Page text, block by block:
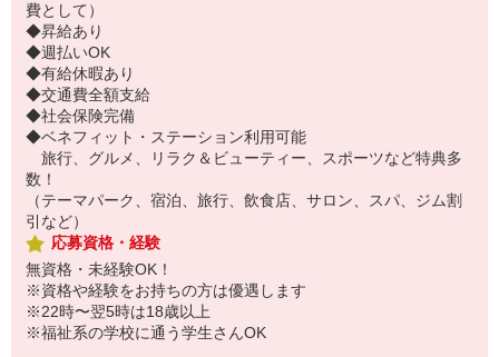
費として）
◆昇給あり
◆週払いOK
◆有給休暇あり
◆交通費全額支給
◆社会保険完備
◆ベネフィット・ステーション利用可能
旅行、グルメ、リラク＆ビューティー、スポーツなど特典多
数！
（テーマパーク、宿泊、旅行、飲食店、サロン、スパ、ジム割
引など）
応募資格・経験
無資格・未経験OK！
※資格や経験をお持ちの方は優遇します
※22時〜翌5時は18歳以上
※福祉系の学校に通う学生さんOK